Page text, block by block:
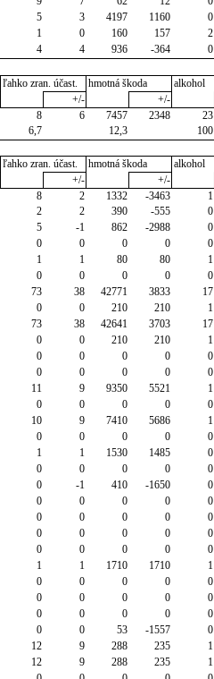
5 3 4197 1160 0
1 0 160 157 2
4 4 936 -364 0
ľahko zran. účast. hmotná škoda alkohol
+/- +/-
8 6 7457 2348 23
6,7 12,3 100
ľahko zran. účast. hmotná škoda alkohol
+/- +/-
8 2 1332 -3463 1
2 2 390 -555 0
5 -1 862 -2988 0
0 0 0 0 0
1 1 80 80 1
0 0 0 0 0
73 38 42771 3833 17
0 0 210 210 1
73 38 42641 3703 17
0 0 210 210 1
0 0 0 0 0
0 0 0 0 0
11 9 9350 5521 1
0 0 0 0 0
10 9 7410 5686 1
0 0 0 0 0
1 1 1530 1485 0
0 0 0 0 0
0 -1 410 -1650 0
0 0 0 0 0
0 0 0 0 0
0 0 0 0 0
0 0 0 0 0
1 1 1710 1710 1
0 0 0 0 0
0 0 0 0 0
0 0 0 0 0
0 0 53 -1557 0
12 9 288 235 1
12 9 288 235 1